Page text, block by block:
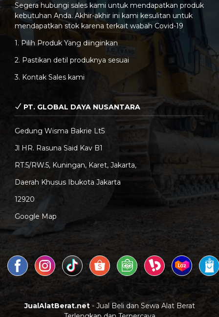
Segera hubungi sales kami untuk mendapatkan produk
kebutuhan Anda. Akhir-akhir ini kami kesulitan untuk
mendapatkan stok karena terkait wabah Covid-19
1. Pilih Produk Yang diinginkan
2. Pastikan detil produknya sesuai
3. Kontak Sales kami
PT. GLOBAL DAYA NUSANTARA
Gedung Wisma Bakrie Lt5
Jl HR. Rasuna Said Kav B1
RT.5/RW.5, Kuningan, Karet, Jakarta,
Daerah Khusus Ibukota Jakarta
12920
Google Map
JualAlatBerat.net- Jual Beli dan Sewa Alat Berat